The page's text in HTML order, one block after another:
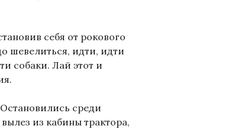
себя от рокового
шевелиться, идти, идти
собаки. Лай этот и
среди
из кабины трактора,